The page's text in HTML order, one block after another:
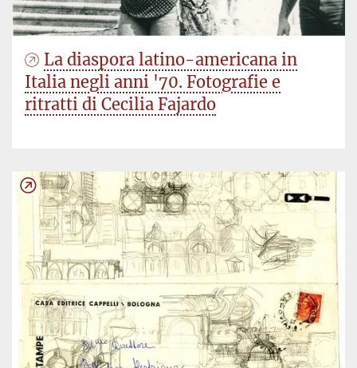
La diaspora latino-americana in
Italia negli anni '70. Fotografie e
ritratti di Cecilia Fajardo